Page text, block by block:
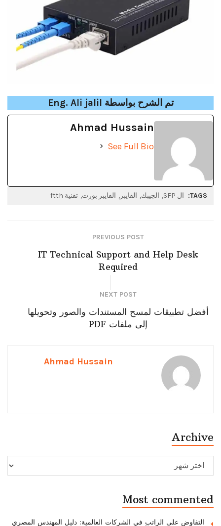
تم الشرح بواسطة Eng. Ali jalil
Ahmad Hussain
See Full Bio
TAGS: ال SFP الجيبك الفايبر الفايبر بورت تقنية ftth
PREVIOUS POST
IT Technical Support and Help Desk
Required
NEXT POST
أفضل تطبيقات لمسح المستندات والصور وتحويلها
إلى ملفات PDF
Ahmad Hussain
Archive
Archive
Most commented
التفاوض على الراتب في الشركات العالمية: دليل المهندس المصري